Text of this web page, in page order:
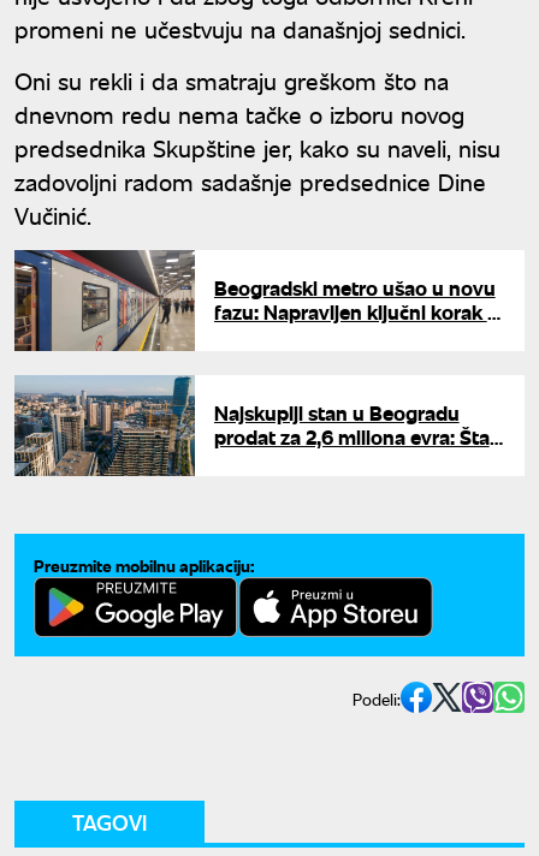
promeni ne učestvuju na današnjoj sednici.
Oni su rekli i da smatraju greškom što na
dnevnom redu nema tačke o izboru novog
predsednika Skupštine jer, kako su naveli, nisu
zadovoljni radom sadašnje predsednice Dine
Vučinić.
Beogradski metro ušao u novu
fazu: Napravljen ključni korak u
Najskuplji stan u Beogradu
prodat za 2,6 miliona evra: Šta
Preuzmite mobilnu aplikaciju:
Podeli:
TAGOVI